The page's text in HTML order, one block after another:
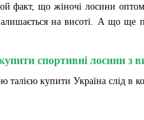
факт, що жіночі лосини оптом
на висоті. А що ще
спортивні лосини з
талією купити Україна слід в